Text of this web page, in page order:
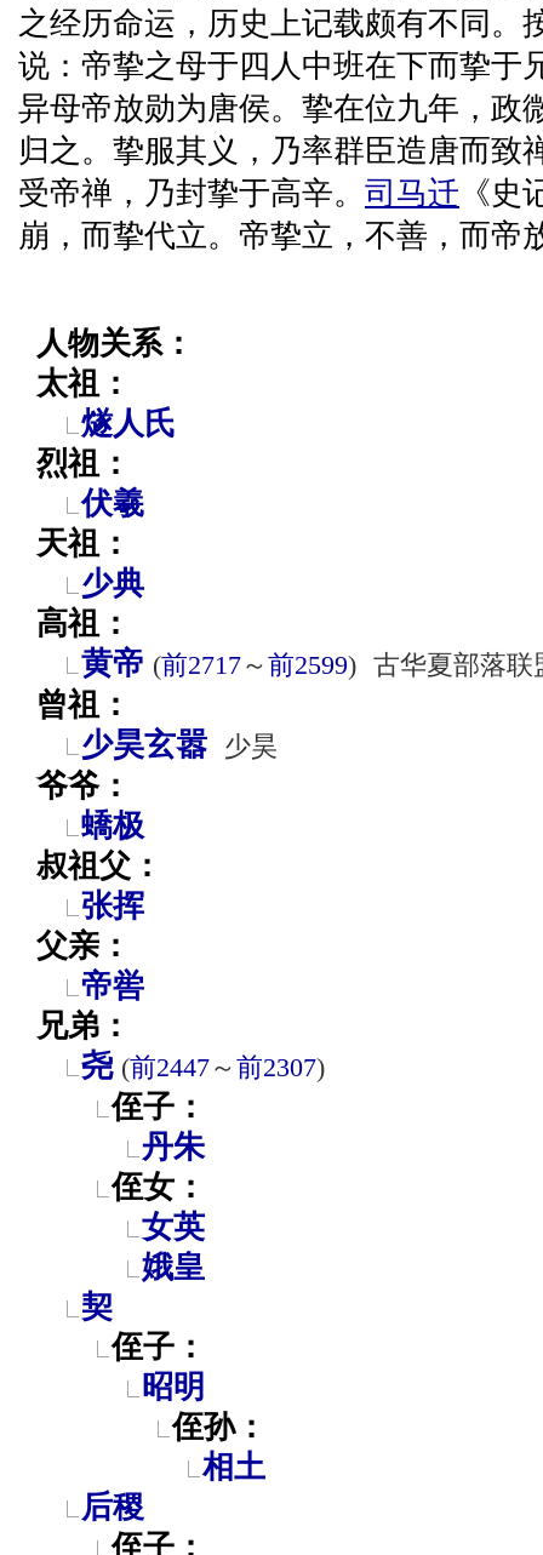
之经历命运，历史上记载颇有不同。
说：帝挚之母于四人中班在下而挚于
异母帝放勋为唐侯。挚在位九年，政
归之。挚服其义，乃率群臣造唐而致
受帝禅，乃封挚于高辛。 司马迁 《
崩，而挚代立。帝挚立，不善，而帝
人物关系：
太祖：
燧人氏
烈祖：
伏羲
天祖：
少典
高祖：
黄帝 (前2717～前2599) 古华夏部落联
曾祖：
少昊玄嚣 少昊
爷爷：
蟜极
叔祖父：
张挥
父亲：
帝喾
兄弟：
尧 (前2447～前2307)
侄子：
丹朱
侄女：
女英
娥皇
契
侄子：
昭明
侄孙：
相土
后稷
侄子：